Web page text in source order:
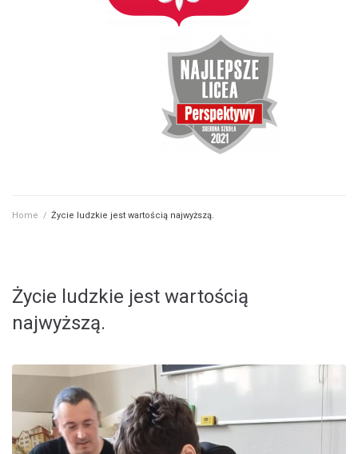
Home / Życie ludzkie jest wartością najwyższą.
Życie ludzkie jest wartością
najwyższą.